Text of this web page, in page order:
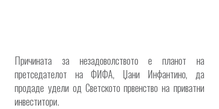
Причината за незадоволството е планот на
претседателот на ФИФА, Џани Инфантино, да
продаде удели од Светското првенство на приватни
инвеститори.